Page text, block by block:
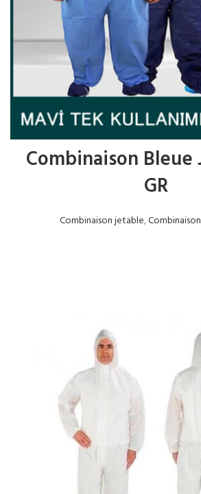
Combinaison Bleue
GR
Combinaison jetable,